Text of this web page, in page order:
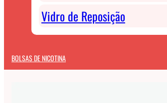
Vidro de Reposição
BOLSAS DE NICOTINA